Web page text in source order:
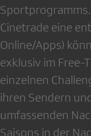
Cinetrade eine
Online/Apps)
exklusiv im Free-
einzelnen
ihren Sendern
umfassenden
Saisons in der